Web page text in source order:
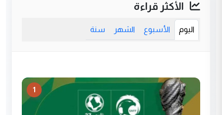
الأكثر قراءة
اليوم الأسبوع الشهر سنة
1